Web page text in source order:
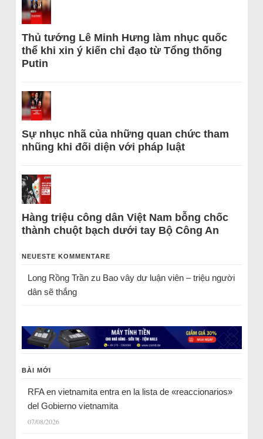
Thủ tướng Lê Minh Hưng làm nhục quốc
thể khi xin ý kiến chỉ đạo từ Tổng thống
Putin
Sự nhục nhã của những quan chức tham
nhũng khi đối diện với pháp luật
Hàng triệu công dân Việt Nam bỗng chốc
thành chuột bạch dưới tay Bộ Công An
NEUESTE KOMMENTARE
Long Rồng Trầnzu Bao vây dư luận viên – triệu người
dân sẽ thắng
BÀI MỚI
RFA en vietnamita entra en la lista de «reaccionarios»
del Gobierno vietnamita
07/08/2026